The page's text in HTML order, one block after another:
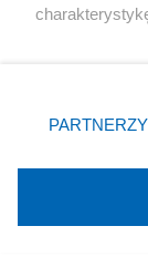
zmienić/
znajdujący
rodzaje
użytkownika,
PARTNERZY